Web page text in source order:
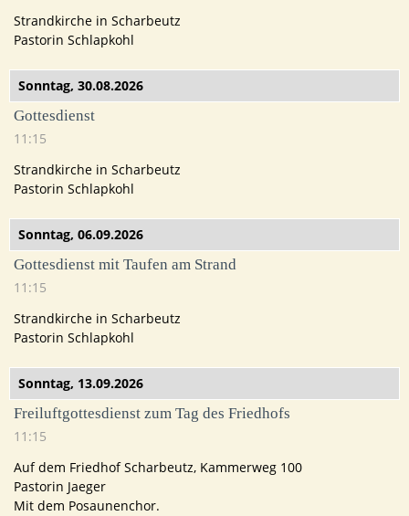
Strandkirche in Scharbeutz
Pastorin Schlapkohl
Sonntag, 30.08.2026
Gottesdienst
11:15
Strandkirche in Scharbeutz
Pastorin Schlapkohl
Sonntag, 06.09.2026
Gottesdienst mit Taufen am Strand
11:15
Strandkirche in Scharbeutz
Pastorin Schlapkohl
Sonntag, 13.09.2026
Freiluftgottesdienst zum Tag des Friedhofs
11:15
Auf dem Friedhof Scharbeutz, Kammerweg 100
Pastorin Jaeger
Mit dem Posaunenchor.